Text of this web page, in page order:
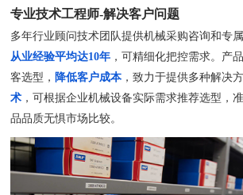
专业技术工程师-解决客户问题
多年行业顾问技术团队提供机械采购咨询和专
从业经验平均达10年 ，可精细化把控需求。产
客选型， 降低客户成本，致力于提供多种解决方
术 ，可根据企业机械设备实际需求推荐选型，
品品质无惧市场比较。